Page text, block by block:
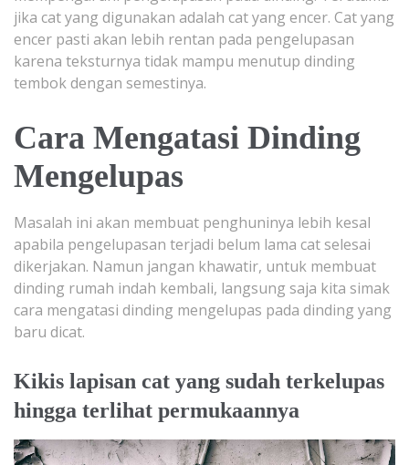
jika cat yang digunakan adalah cat yang encer. Cat yang
encer pasti akan lebih rentan pada pengelupasan
karena teksturnya tidak mampu menutup dinding
tembok dengan semestinya.
Cara Mengatasi Dinding
Mengelupas
Masalah ini akan membuat penghuninya lebih kesal
apabila pengelupasan terjadi belum lama cat selesai
dikerjakan. Namun jangan khawatir, untuk membuat
dinding rumah indah kembali, langsung saja kita simak
cara mengatasi dinding mengelupas pada dinding yang
baru dicat.
Kikis lapisan cat yang sudah terkelupas
hingga terlihat permukaannya